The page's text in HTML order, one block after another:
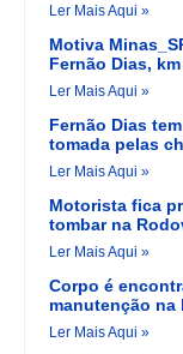
Ler Mais Aqui »
Motiva
Fernão Dias, km
Ler Mais Aqui »
Fernão Dias
tomada pelas
Ler Mais Aqui »
Motorista fica
tombar na
Ler Mais Aqui »
Corpo é
manutenção na
Ler Mais Aqui »